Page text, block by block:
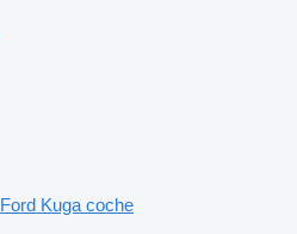
Ford Kuga coche